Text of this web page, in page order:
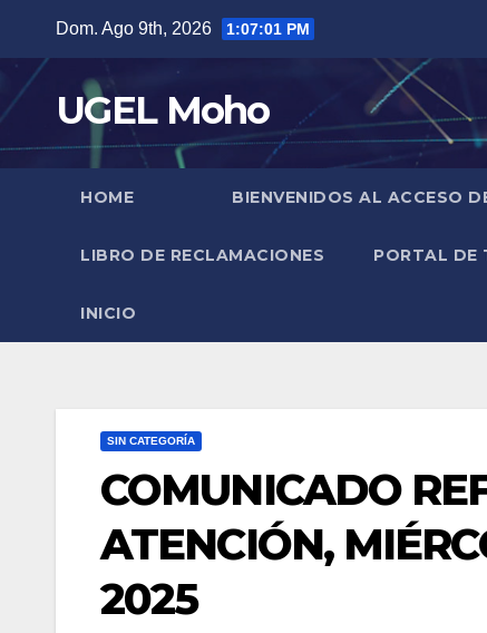
content
Dom. Ago 9th, 2026 1:07:02 PM
UGEL Moho
HOME BIENVENIDOS AL ACCESO
LIBRO DE RECLAMACIONES PORTAL DE
INICIO
SIN CATEGORÍA
COMUNICADO
ATENCIÓN,
2025